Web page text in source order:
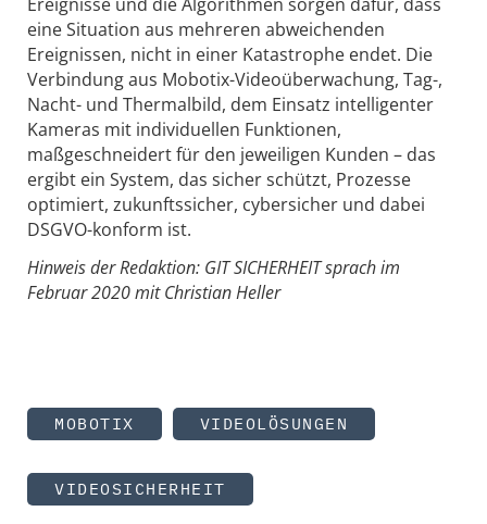
eine Situation aus mehreren abweichenden
Ereignissen, nicht in einer Katastrophe endet. Die
Verbindung aus Mobotix-Videoüberwachung, Tag-,
Nacht- und Thermalbild, dem Einsatz intelligenter
Kameras mit individuellen Funktionen,
maßgeschneidert für den jeweiligen Kunden – das
ergibt ein System, das sicher schützt, Prozesse
optimiert, zukunftssicher, cybersicher und dabei
DSGVO-konform ist.
Hinweis der Redaktion: GIT SICHERHEIT sprach im
Februar 2020 mit Christian Heller
MOBOTIX VIDEOLÖSUNGEN
VIDEOSICHERHEIT